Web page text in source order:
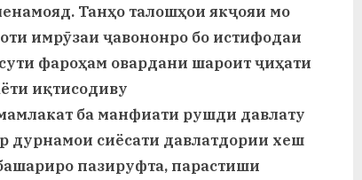
Танҳо талошҳои якҷояи мо
имрӯзаи ҷавононро бо истифодаи
фароҳам овардани шароит ҷиҳати
иқтисодиву
ба манфиати рушди давлату
дурнамои сиёсати давлатдории хеш
пазируфта, парастиши